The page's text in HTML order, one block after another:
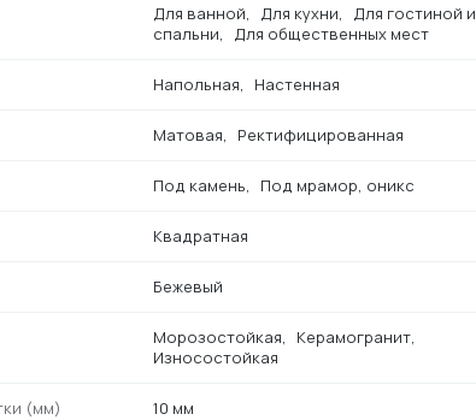
Для ванной Для кухни
Для гостиной и
спальни
Для общественных мест
Напольная Настенная
Матовая Ректифицированная
Под камень Под мрамор, оникс
Квадратная
Бежевый
Морозостойкая
Керамогранит
Износостойкая
(мм) 10 мм